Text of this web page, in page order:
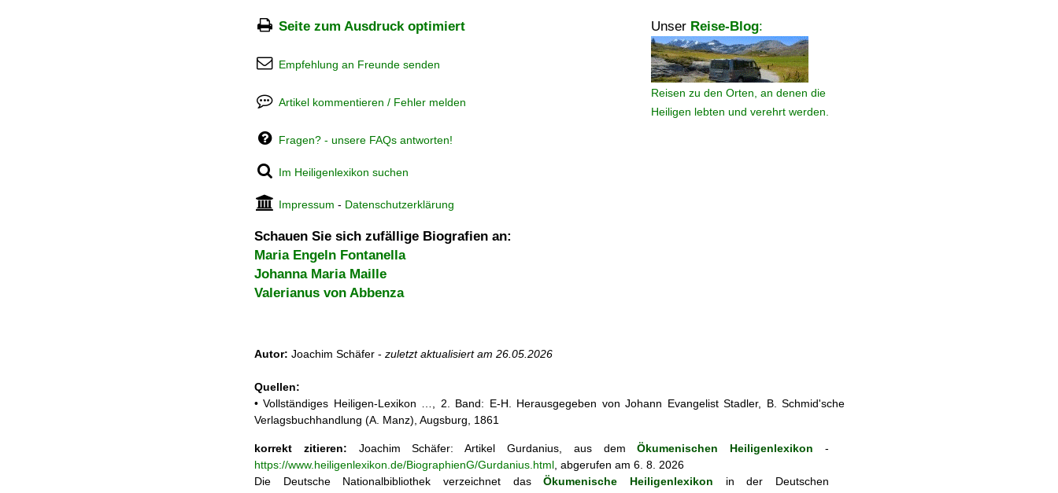
Seite zum Ausdruck optimiert Unser Reise-Blog:
Reisen zu den Orten, an denen die
Heiligen lebten und verehrt werden.
Empfehlung an Freunde senden
Artikel kommentieren / Fehler melden
Fragen? - unsere FAQs antworten!
Im Heiligenlexikon suchen
Impressum - Datenschutzerklärung
Schauen Sie sich zufällige Biografien an:
Maria Engeln Fontanella
Johanna Maria Maille
Valerianus von Abbenza
Autor: Joachim Schäfer - zuletzt aktualisiert am 26.05.2026
Quellen:
• Vollständiges Heiligen-Lexikon …, 2. Band: E-H. Herausgegeben von Johann Evangelist Stadler, B. Schmid'sche
Verlagsbuchhandlung (A. Manz), Augsburg, 1861
korrekt zitieren: Joachim Schäfer: ArtikelGurdanius, aus demÖkumenischen Heiligenlexikon -
https://www.heiligenlexikon.de/BiographienG/Gurdanius.html , abgerufen am 6. 8. 2026
Die Deutsche Nationalbibliothek verzeichnet dasÖkumenische Heiligenlexikon in der Deutschen